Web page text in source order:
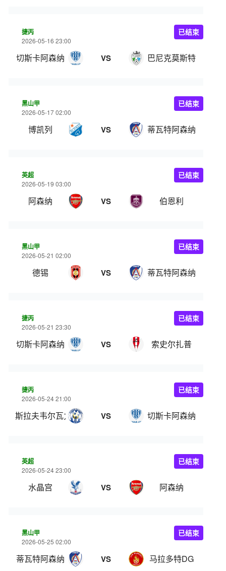
捷丙
2026-05-16 23:00
切斯卡阿森纳 VS 巴尼克莫斯特
已结束
黑山甲
2026-05-17 02:00
博凯列 VS 蒂瓦特阿森纳
已结束
英超
2026-05-19 03:00
阿森纳 VS 伯恩利
已结束
黑山甲
2026-05-21 02:00
德锡 VS 蒂瓦特阿森纳
已结束
捷丙
2026-05-21 23:30
切斯卡阿森纳 VS 索史尔扎普
已结束
捷丙
2026-05-24 21:00
斯拉夫韦尔瓦力 VS 切斯卡阿森纳
已结束
英超
2026-05-24 23:00
水晶宫 VS 阿森纳
已结束
黑山甲
2026-05-25 02:00
蒂瓦特阿森纳 VS 马拉多特DG
已结束